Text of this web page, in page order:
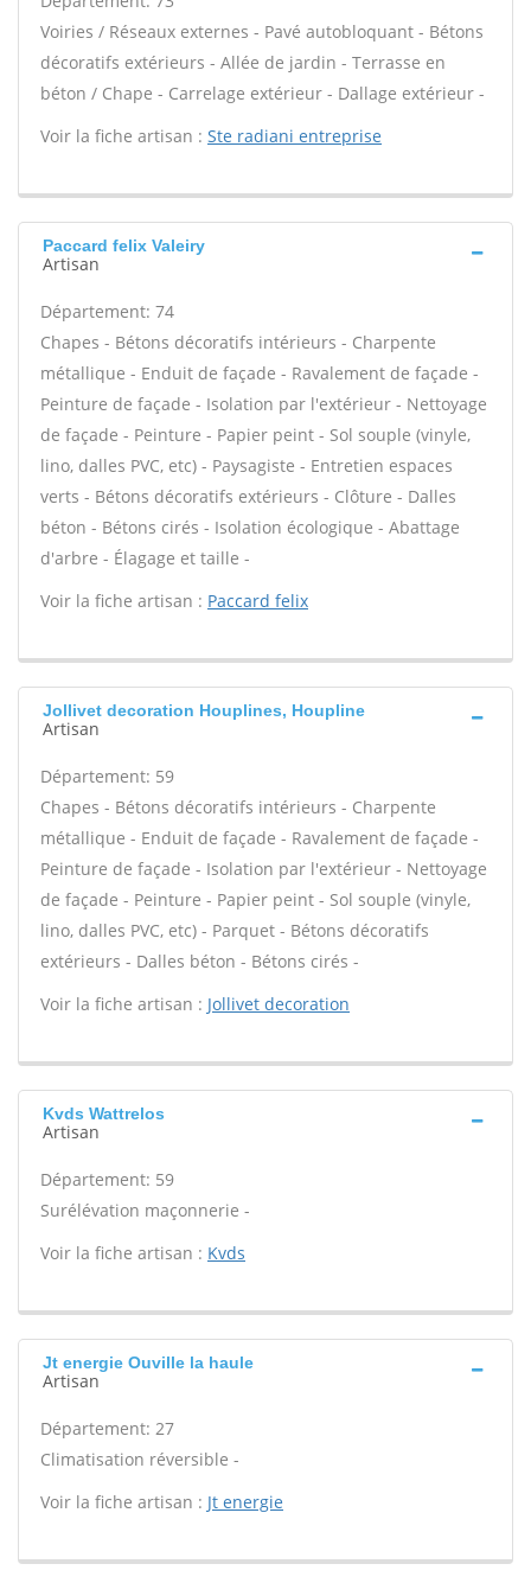
Voiries / Réseaux externes - Pavé autobloquant - Bétons
décoratifs extérieurs - Allée de jardin - Terrasse en
béton / Chape - Carrelage extérieur - Dallage extérieur -
Voir la fiche artisan : Ste radiani entreprise
Paccard felix Valeiry
Artisan
Département: 74
Chapes - Bétons décoratifs intérieurs - Charpente
métallique - Enduit de façade - Ravalement de façade -
Peinture de façade - Isolation par l'extérieur - Nettoyage
de façade - Peinture - Papier peint - Sol souple (vinyle,
lino, dalles PVC, etc) - Paysagiste - Entretien espaces
verts - Bétons décoratifs extérieurs - Clôture - Dalles
béton - Bétons cirés - Isolation écologique - Abattage
d'arbre - Élagage et taille -
Voir la fiche artisan : Paccard felix
Jollivet decoration Houplines, Houpline
Artisan
Département: 59
Chapes - Bétons décoratifs intérieurs - Charpente
métallique - Enduit de façade - Ravalement de façade -
Peinture de façade - Isolation par l'extérieur - Nettoyage
de façade - Peinture - Papier peint - Sol souple (vinyle,
lino, dalles PVC, etc) - Parquet - Bétons décoratifs
extérieurs - Dalles béton - Bétons cirés -
Voir la fiche artisan : Jollivet decoration
Kvds Wattrelos
Artisan
Département: 59
Surélévation maçonnerie -
Voir la fiche artisan : Kvds
Jt energie Ouville la haule
Artisan
Département: 27
Climatisation réversible -
Voir la fiche artisan : Jt energie